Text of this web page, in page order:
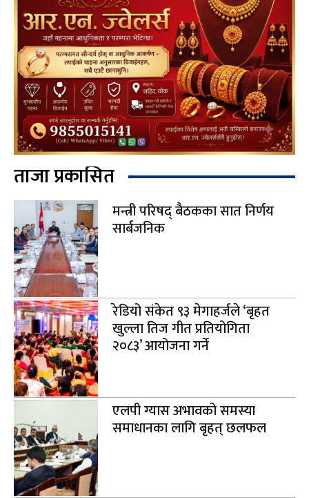
ताजा प्रकासित
मन्त्री परिषद् बैठकका सात निर्णय
सार्बजनिक
रेडियो संकेत ९३ मेगाहर्जले ‘बृहत
खुल्ला तिज गीत प्रतियोगिता
२०८३’ आयोजना गर्ने
एलपी ग्यास अभावको समस्या
समाधानका लागि बृहत् छलफल